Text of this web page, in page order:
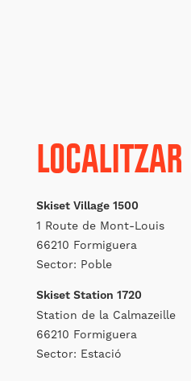
LOCALITZAR
Skiset Village 1500
1 Route de Mont-Louis
66210 Formiguera
Sector: Poble
Skiset Station 1720
Station de la Calmazeille
66210 Formiguera
Sector: Estació